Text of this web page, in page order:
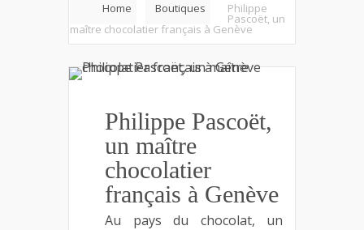
Home Boutiques Philippe
Pascoët, un
maître chocolatier français à Genève
Philippe Pascoët,
un maître
chocolatier
français à Genève
Au pays du chocolat, un